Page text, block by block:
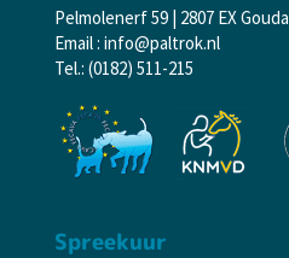
Pelmolenerf 59 | 2807 EX Gouda
Email : info@paltrok.nl
Tel.: (0182) 511-215
Spreekuur